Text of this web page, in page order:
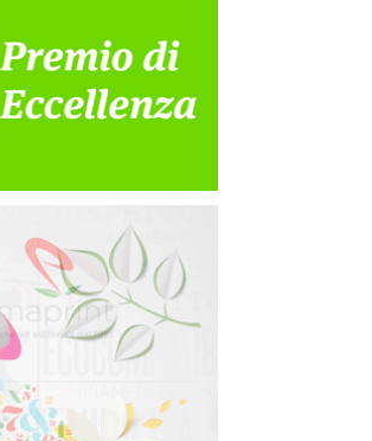
dell’agenzia di
comunicazione G…